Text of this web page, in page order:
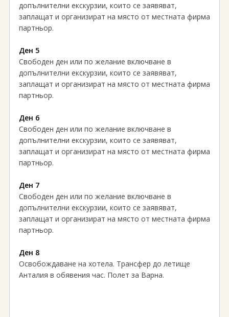
допълнителни екскурзии, които се заявяват,
заплащат и организират на място от местната фирма
партньор.
Ден 5
Свободен ден или по желание включване в
допълнителни екскурзии, които се заявяват,
заплащат и организират на място от местната фирма
партньор.
Ден 6
Свободен ден или по желание включване в
допълнителни екскурзии, които се заявяват,
заплащат и организират на място от местната фирма
партньор.
Ден 7
Свободен ден или по желание включване в
допълнителни екскурзии, които се заявяват,
заплащат и организират на място от местната фирма
партньор.
Ден 8
Освобождаване на хотела. Трансфер до летище
Анталия в обявения час. Полет за Варна.